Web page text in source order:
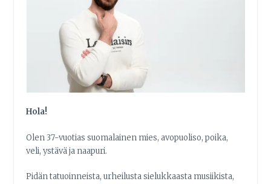
Hola!
Olen 37-vuotias suomalainen mies, avopuoliso, poika,
veli, ystävä ja naapuri.
Pidän tatuoinneista, urheilusta sielukkaasta musiikista,